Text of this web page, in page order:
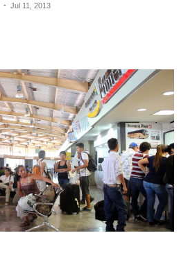
- Jul 11, 2013